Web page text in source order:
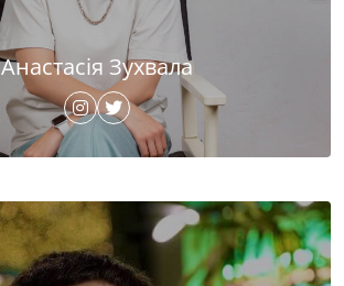
Анастасія Зухвала